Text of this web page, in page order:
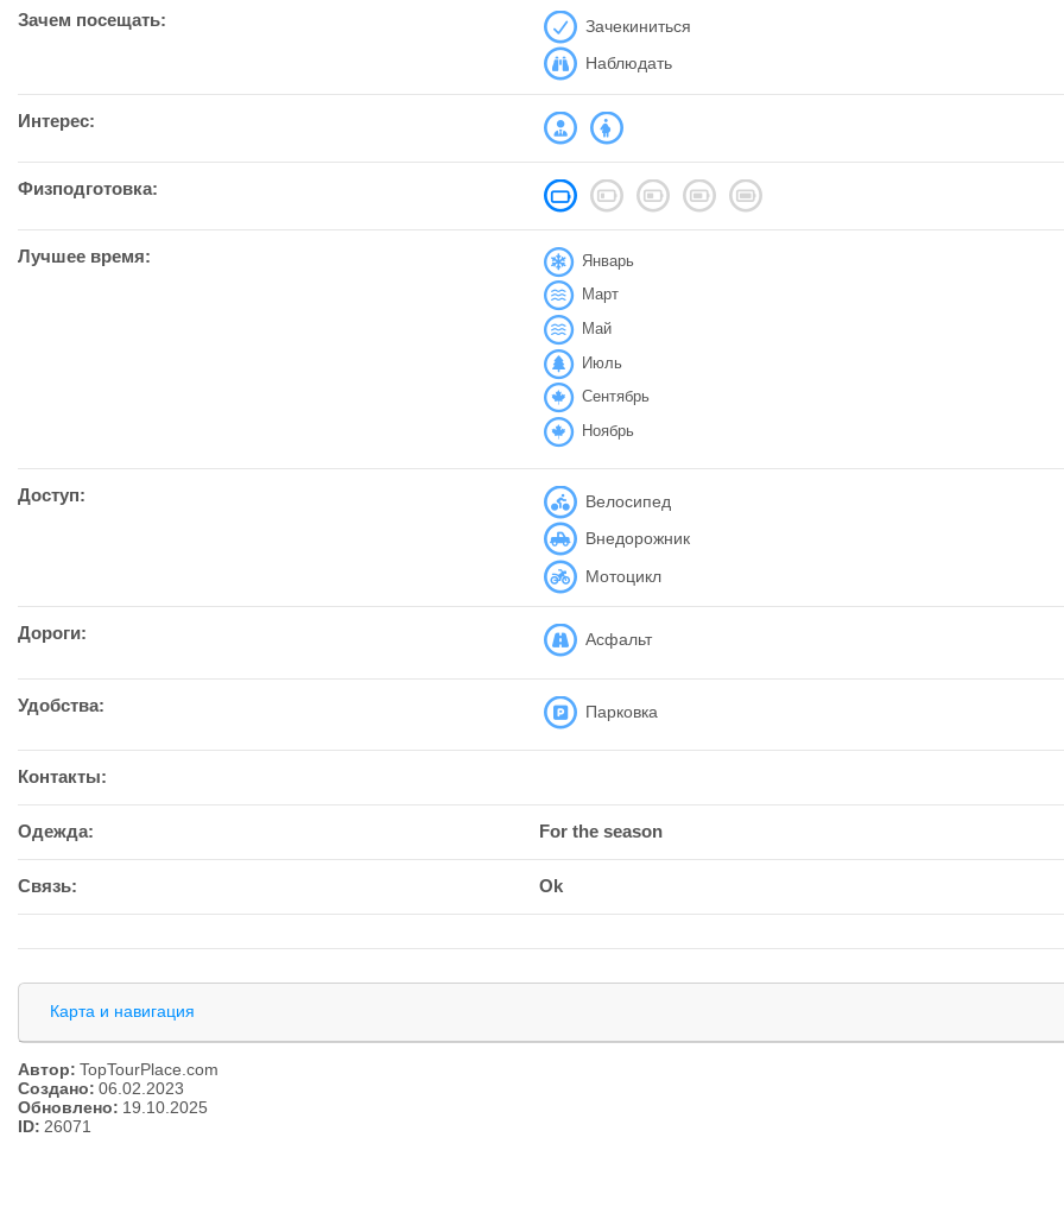
Зачем посещать:
Зачекиниться
Наблюдать
Интерес:
Физподготовка:
Лучшее время: Январь
Март
Май
Июль
Сентябрь
Ноябрь
Доступ: Велосипед
Внедорожник
Мотоцикл
Дороги: Асфальт
Удобства: Парковка
Контакты:
Одежда: For the season
Связь: Ok
Карта и навигация
Автор: TopTourPlace.com
Создано: 06.02.2023
Обновлено: 19.10.2025
ID: 26071